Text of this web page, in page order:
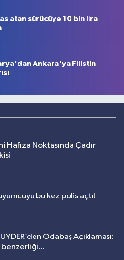
atan sürücüye 10 bin lira
Ankara'ya Filistin
Hafıza Noktasında Çadır
bu kez polis açtı!
Odabaş Açıklaması:
benzerliği...